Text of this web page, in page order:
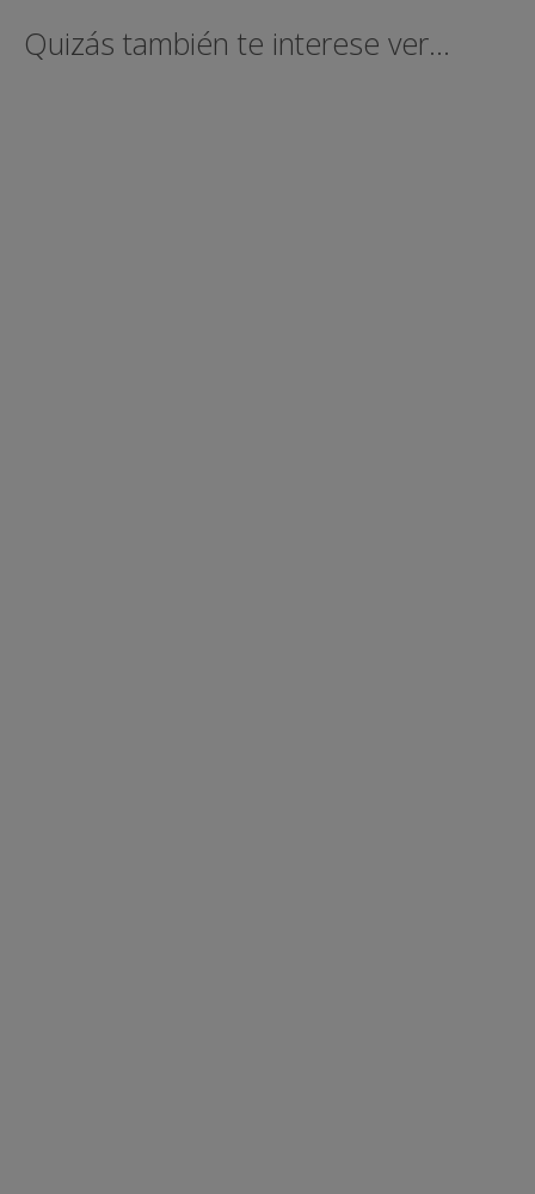
Quizás también te interese ver...